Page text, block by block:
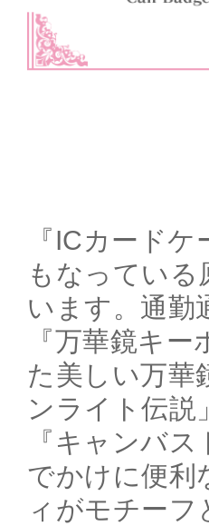
『ICカード
もなってい
います。通
『万華鏡キ
た美しい万華
ンライト伝説
『キャンバ
でかけに便利
ィがモチー